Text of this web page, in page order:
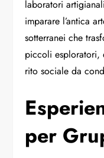
laboratori
imparare l’antica
sotterranei che
piccoli esploratori,
rito sociale da
per